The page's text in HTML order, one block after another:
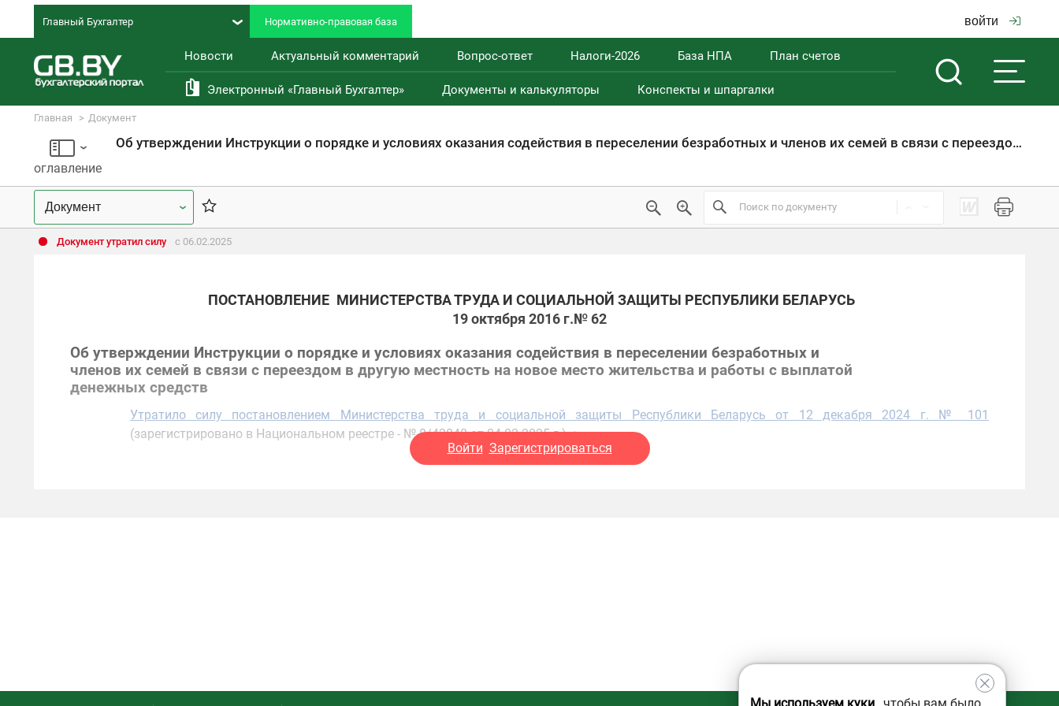
Главный Бухгалтер Нормативно-правовая база войти
Новости Актуальный комментарий Вопрос-ответ Налоги-2026 База НПА План счетов
Электронный «Главный Бухгалтер» Документы и калькуляторы Конспекты и шпаргалки
Главная Документ
оглавление
Об утверждении Инструкции о порядке и условиях оказания содействия в переселении безработных и членов их семей в связи с переездом в другую местность на новое место жительства и работы с выплатой денежных средств
Документ утратил силу с 06.02.2025
ПОСТАНОВЛЕНИЕ МИНИСТЕРСТВА ТРУДА И СОЦИАЛЬНОЙ ЗАЩИТЫ РЕСПУБЛИКИ БЕЛАРУСЬ
19 октября 2016 г.№ 62
Об утверждении Инструкции о порядке и условиях оказания содействия в переселении безработных и
членов их семей в связи с переездом в другую местность на новое место жительства и работы с выплатой
денежных средств
Утратило силу постановлением Министерства труда и социальной защиты Республики Беларусь от 12 декабря 2024 г. № 101
(зарегистрировано в Национальном реестре - № 8/42848 от 04.02.2025 г.) <…
Войти Зарегистрироваться